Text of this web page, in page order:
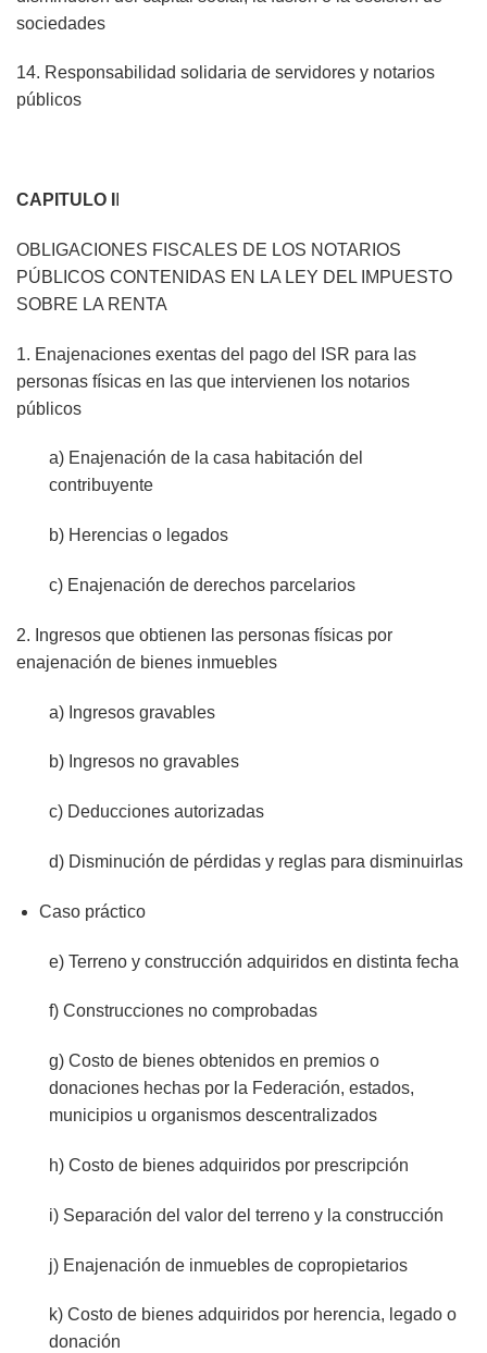
sociedades
14. Responsabilidad solidaria de servidores y notarios
públicos
CAPITULO I
OBLIGACIONES FISCALES DE LOS NOTARIOS
PÚBLICOS CONTENIDAS EN LA LEY DEL IMPUESTO
SOBRE LA RENTA
1. Enajenaciones exentas del pago del ISR para las
personas físicas en las que intervienen los notarios
públicos
a) Enajenación de la casa habitación del
contribuyente
b) Herencias o legados
c) Enajenación de derechos parcelarios
2. Ingresos que obtienen las personas físicas por
enajenación de bienes inmuebles
a) Ingresos gravables
b) Ingresos no gravables
c) Deducciones autorizadas
d) Disminución de pérdidas y reglas para disminuirlas
Caso práctico
e) Terreno y construcción adquiridos en distinta fecha
f) Construcciones no comprobadas
g) Costo de bienes obtenidos en premios o
donaciones hechas por la Federación, estados,
municipios u organismos descentralizados
h) Costo de bienes adquiridos por prescripción
i) Separación del valor del terreno y la construcción
j) Enajenación de inmuebles de copropietarios
k) Costo de bienes adquiridos por herencia, legado o
donación